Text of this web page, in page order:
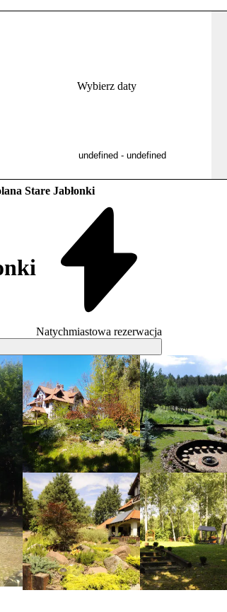
Wybierz daty
Stare Jabłonki
Natychmiastowa rezerwacja